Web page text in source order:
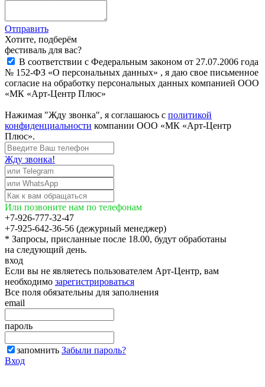
Отправить
Хотите, подберём
фестиваль для вас?
В соответствии с Федеральным законом от 27.07.2006 года
№ 152-ФЗ «О персональных данных» , я даю свое письменное
согласие на обработку персональных данных компанией ООО
«МК «Арт-Центр Плюс»
Нажимая "Жду звонка", я соглашаюсь с политикой
конфиденциальности компании ООО «МК «Арт-Центр
Плюс».
Жду звонка!
Или позвоните нам по телефонам
+7-926-777-32-47
+7-925-642-36-56 (дежурный менеджер)
* Запросы, присланные после 18.00, будут обработаны
на следующий день.
вход
Если вы не являетесь пользователем Арт-Центр, вам
необходимо зарегистрироваться
Все поля обязательны для заполнения
email
пароль
запомнить Забыли пароль?
Вход